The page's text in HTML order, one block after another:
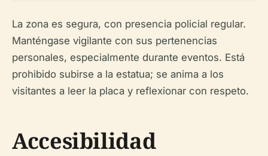
La zona es segura, con presencia policial regular.
Manténgase vigilante con sus pertenencias
personales, especialmente durante eventos. Está
prohibido subirse a la estatua; se anima a los
visitantes a leer la placa y reflexionar con respeto.
Accesibilidad